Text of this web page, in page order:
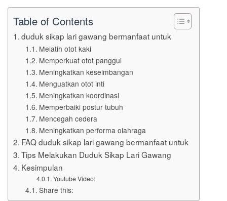
Table of Contents
duduk sikap lari gawang bermanfaat untuk
Melatih otot kaki
Memperkuat otot panggul
Meningkatkan keseimbangan
Menguatkan otot inti
Meningkatkan koordinasi
Memperbaiki postur tubuh
Mencegah cedera
Meningkatkan performa olahraga
FAQ duduk sikap lari gawang bermanfaat untuk
Tips Melakukan Duduk Sikap Lari Gawang
Kesimpulan
Youtube Video:
Share this: